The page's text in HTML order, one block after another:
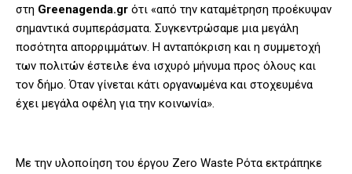
στη Greenagenda.gr ότι «από την καταμέτρηση προέκυψαν
σημαντικά συμπεράσματα. Συγκεντρώσαμε μια μεγάλη
ποσότητα απορριμμάτων. Η ανταπόκριση και η συμμετοχή
των πολιτών έστειλε ένα ισχυρό μήνυμα προς όλους και
τον δήμο. Όταν γίνεται κάτι οργανωμένα και στοχευμένα
έχει μεγάλα οφέλη για την κοινωνία».
Με την υλοποίηση του έργου Zero Waste Ρότα εκτράπηκε